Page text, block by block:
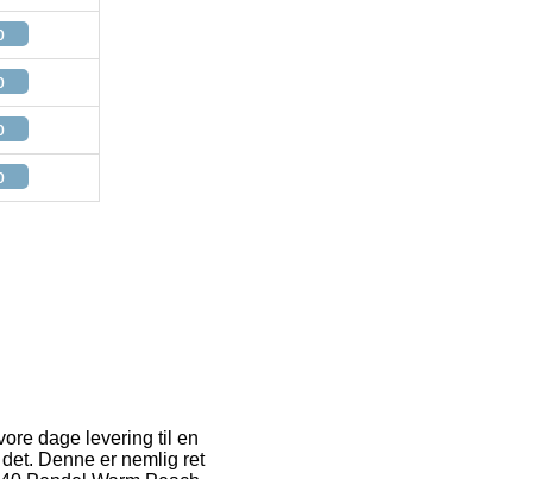
dage levering til en
Denne er nemlig ret